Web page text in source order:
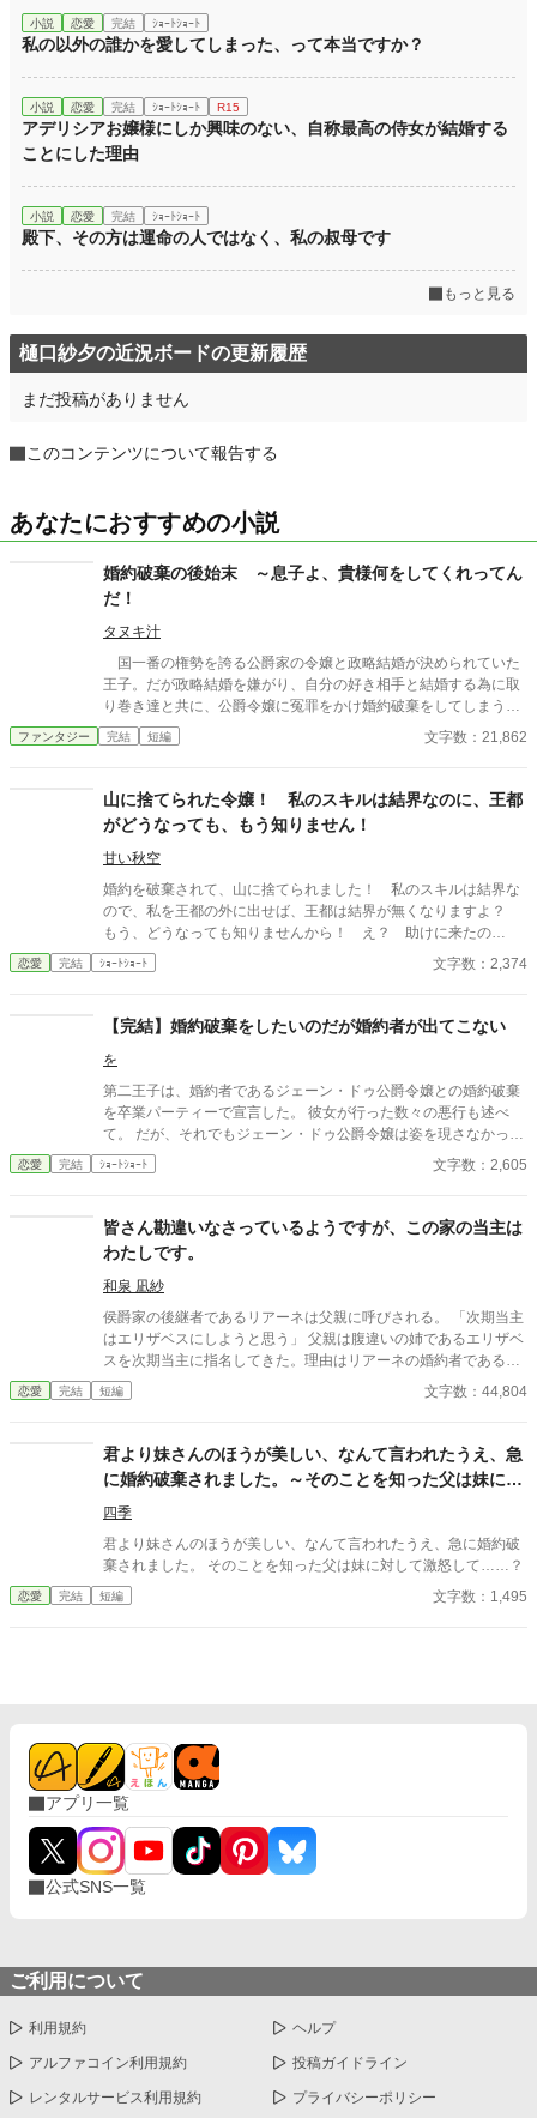
小説 恋愛 完結 ｼｮｰﾄｼｮｰﾄ
私の以外の誰かを愛してしまった、って本当ですか？
小説 恋愛 完結 ｼｮｰﾄｼｮｰﾄ R15
アデリシアお嬢様にしか興味のない、自称最高の侍女が結婚する
ことにした理由
小説 恋愛 完結 ｼｮｰﾄｼｮｰﾄ
殿下、その方は運命の人ではなく、私の叔母です
もっと見る
樋口紗夕の近況ボードの更新履歴
まだ投稿がありません
このコンテンツについて報告する
あなたにおすすめの小説
婚約破棄の後始末 ～息子よ、貴様何をしてくれってん
だ！
タヌキ汁
国一番の権勢を誇る公爵家の令嬢と政略結婚が決められていた
王子。だが政略結婚を嫌がり、自分の好き相手と結婚する為に取
り巻き達と共に、公爵令嬢に冤罪をかけ婚約破棄をしてしまう、
それが国を揺るがすことになるとも思わずに。 これは馬鹿なこ
とをやらかした息子を持つ父親達の嘆きの物語である。
ファンタジー 完結 短編 文字数：21,862
山に捨てられた令嬢！ 私のスキルは結界なのに、王都
がどうなっても、もう知りません！
甘い秋空
婚約を破棄されて、山に捨てられました！ 私のスキルは結界な
ので、私を王都の外に出せば、王都は結界が無くなりますよ？
もう、どうなっても知りませんから！ え？ 助けに来たの
は・・・
恋愛 完結 ｼｮｰﾄｼｮｰﾄ 文字数：2,374
【完結】婚約破棄をしたいのだが婚約者が出てこない
を
第二王子は、婚約者であるジェーン・ドゥ公爵令嬢との婚約破棄
を卒業パーティーで宣言した。 彼女が行った数々の悪行も述べ
て。 だが、それでもジェーン・ドゥ公爵令嬢は姿を現さなかっ
た。 一体、何故……？
恋愛 完結 ｼｮｰﾄｼｮｰﾄ 文字数：2,605
皆さん勘違いなさっているようですが、この家の当主は
わたしです。
和泉 凪紗
侯爵家の後継者であるリアーネは父親に呼びされる。 「次期当主
はエリザベスにしようと思う」 父親は腹違いの姉であるエリザベ
スを次期当主に指名してきた。理由はリアーネの婚約者であるリ
ンハルトがエリザベスと結婚するから。 リンハルトは侯爵家に婿
に入ることになっていた。 「エリザベスとリンハルト殿が一緒に
合っているなら結婚させたい。急に婚約者がいなくなってリアー
ネも不安だろうが、適齢期までまだ時間はある。お前にふさわし
い結婚相手を見つけるから安心しなさい。エリザベスの結婚が決
まったのだ。こんなにめでたいことはないだろう？」 破談になっ
てめでたいことなんてないと思いますけど？ 婚約破棄になるの
は構いませんが、この家を渡すつもりはありません。
恋愛 完結 短編 文字数：44,804
君より妹さんのほうが美しい、なんて言われたうえ、急
に婚約破棄されました。～そのことを知った父は妹に対
して激怒して……？～
四季
君より妹さんのほうが美しい、なんて言われたうえ、急に婚約破
棄されました。 そのことを知った父は妹に対して激怒して……？
恋愛 完結 短編 文字数：1,495
アプリ一覧
公式SNS一覧
ご利用について
利用規約 ヘルプ
アルファコイン利用規約 投稿ガイドライン
レンタルサービス利用規約 プライバシーポリシー